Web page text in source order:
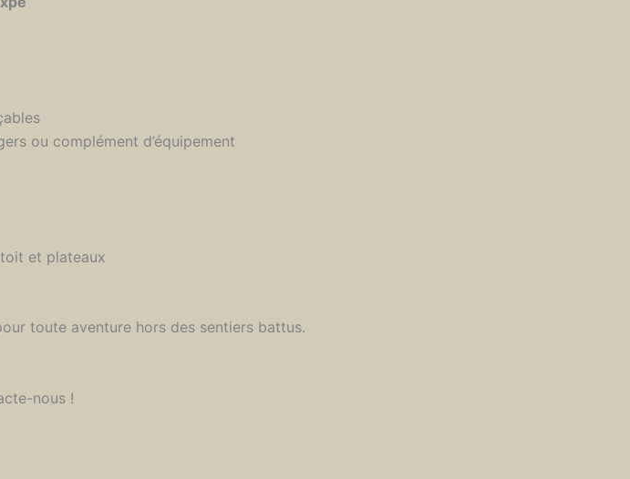
ou complément d’équipement
et plateaux
toute aventure hors des sentiers battus.
nous !